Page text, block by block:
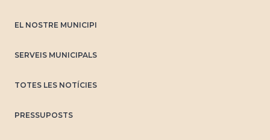
EL NOSTRE MUNICIPI
SERVEIS MUNICIPALS
TOTES LES NOTÍCIES
PRESSUPOSTS